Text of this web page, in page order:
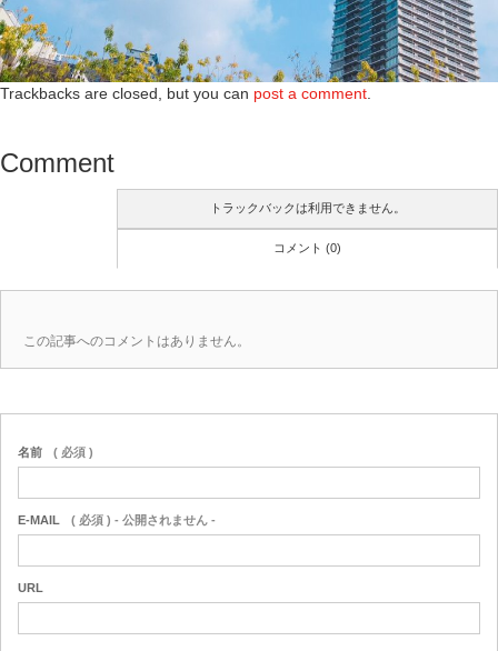
Trackbacks are closed, but you can post a comment.
Comment
トラックバックは利用できません。
コメント (0)
この記事へのコメントはありません。
名前 ( 必須 )
E-MAIL ( 必須 ) - 公開されません -
URL